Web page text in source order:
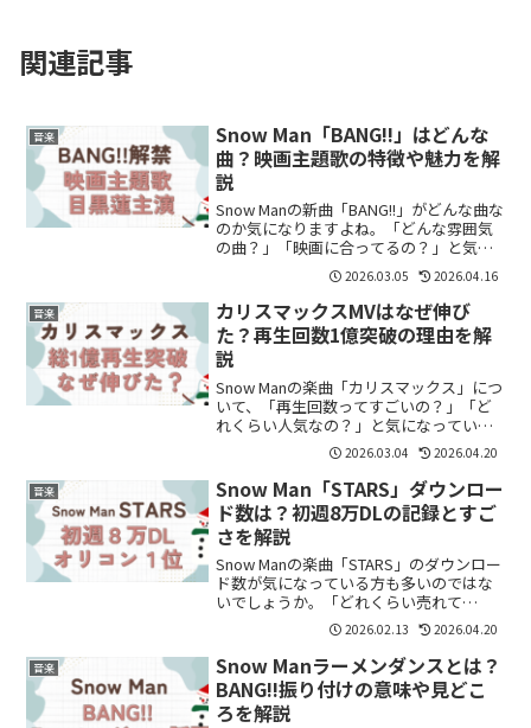
関連記事
音楽
Snow Man「BANG!!」はどんな
曲？映画主題歌の特徴や魅力を解
説
Snow Manの新曲「BANG!!」がどんな曲な
のか気になりますよね。「どんな雰囲気
の曲？」「映画に合ってるの？」と気に
なっている方も多いと思います。結論か
らいうと、「BANG!!」はアクション作品
に合った疾走感のある楽曲です。この記
事で...
2026.03.05 2026.04.16
音楽
カリスマックスMVはなぜ伸び
た？再生回数1億突破の理由を解
説
Snow Manの楽曲「カリスマックス」につ
いて、「再生回数ってすごいの？」「ど
れくらい人気なの？」と気になっている
方も多いのではないでしょうか。結論か
らいうと、「カリスマックス」はMVとダ
ンスプラクティスを含めて総再生回数1億
回を突破して...
2026.03.04 2026.04.20
音楽
Snow Man「STARS」ダウンロー
ド数は？初週8万DLの記録とすご
さを解説
Snow Manの楽曲「STARS」のダウンロー
ド数が気になっている方も多いのではな
いでしょうか。「どれくらい売れて
る？」「すごい記録なの？」と気になり
ますよね。結論からいうと、「STARS」
は初週約8万ダウンロードを記録し、
Snow Ma...
2026.02.13 2026.04.20
音楽
Snow Manラーメンダンスとは？
BANG!!振り付けの意味や見どこ
ろを解説